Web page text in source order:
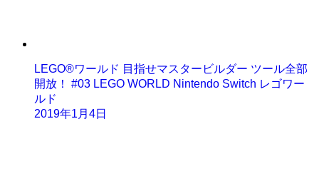
LEGO®ワールド 目指せマスタービルダー ツール全部
開放！ #03 LEGO WORLD Nintendo Switch レゴワー
ルド
2019年1月4日